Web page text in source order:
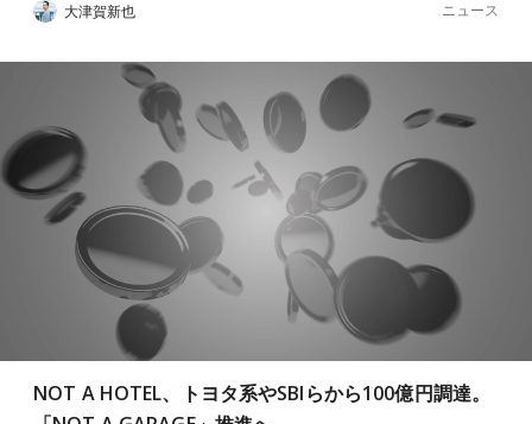
大津賀新也 ニュース
NOT A HOTEL、トヨタ系やSBIらから100億円調達。